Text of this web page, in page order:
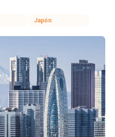
Japón